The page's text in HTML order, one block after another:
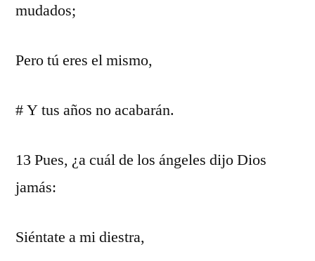
mudados;
Pero tú eres el mismo,
# Y tus años no acabarán.
13 Pues, ¿a cuál de los ángeles dijo Dios
jamás:
Siéntate a mi diestra,